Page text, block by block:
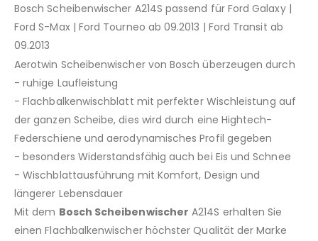
Bosch Scheibenwischer A214S passend für Ford Galaxy |
Ford S-Max | Ford Tourneo ab 09.2013 | Ford Transit ab
09.2013
Aerotwin Scheibenwischer von Bosch überzeugen durch
- ruhige Laufleistung
- Flachbalkenwischblatt mit perfekter Wischleistung auf
der ganzen Scheibe, dies wird durch eine Hightech-
Federschiene und aerodynamisches Profil gegeben
- besonders Widerstandsfähig auch bei Eis und Schnee
- Wischblattausführung mit Komfort, Design und
längerer Lebensdauer
Mit dem Bosch Scheibenwischer A214S erhalten Sie
einen Flachbalkenwischer höchster Qualität der Marke